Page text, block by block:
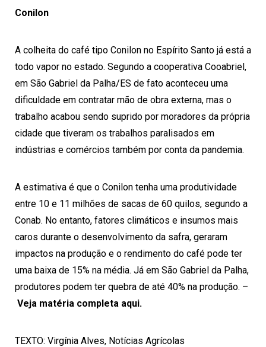
Conilon
A colheita do café tipo Conilon no Espírito Santo já está a
todo vapor no estado. Segundo a cooperativa Cooabriel,
em São Gabriel da Palha/ES de fato aconteceu uma
dificuldade em contratar mão de obra externa, mas o
trabalho acabou sendo suprido por moradores da própria
cidade que tiveram os trabalhos paralisados em
indústrias e comércios também por conta da pandemia.
A estimativa é que o Conilon tenha uma produtividade
entre 10 e 11 milhões de sacas de 60 quilos, segundo a
Conab. No entanto, fatores climáticos e insumos mais
caros durante o desenvolvimento da safra, geraram
impactos na produção e o rendimento do café pode ter
uma baixa de 15% na média. Já em São Gabriel da Palha,
produtores podem ter quebra de até 40% na produção. –
Veja matéria completa aqui.
TEXTO: Virgínia Alves, Notícias Agrícolas